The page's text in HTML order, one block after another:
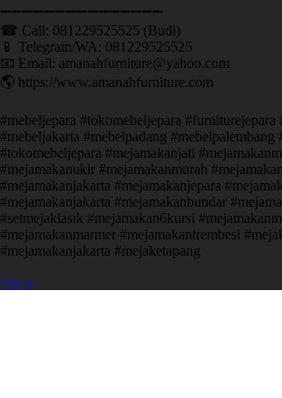
➖➖➖➖➖➖➖➖➖➖➖➖➖➖➖ ㅤ
☎ Call: 081229525525 (Budi)
📱 Telegram/WA: 081229525525
📧 Email: amanahfurniture@yahoo.com
🌎 https://www.amanahfurniture.com
#mebeljepara #tokomebeljepara #furniturejepara
#mebeljakarta #mebelpadang #mebelpalembang
#tokomebeljepara #mejamakanjati
#mejamakanukir #mejamakanmurah
#mejamakanjakarta #mejamakanjepara
#mejamakanjakarta #mejamakanbundar
#setmejaklasik #mejamakan6kursi
#mejamakanmarmer #mejamakantrembesi
#mejamakanjakarta #mejaketapang
Open